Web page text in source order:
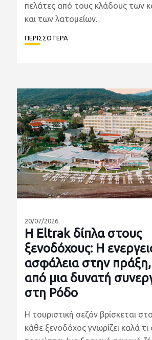
πελάτες από τους κλάδους των
και των λατομείων.
ΠΕΡΙΣΣΟΤΕΡΑ
20/07/2026
Η Eltrak δίπλα στους
ξενοδόχους: Η
ασφάλεια στην
από μια δυνατή
στη Ρόδο
Η τουριστική σεζόν βρίσκεται
κάθε ξενοδόχος γνωρίζει καλά τι